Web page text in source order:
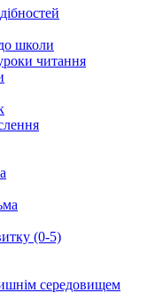
школи
читання
(0-5)
середовищем